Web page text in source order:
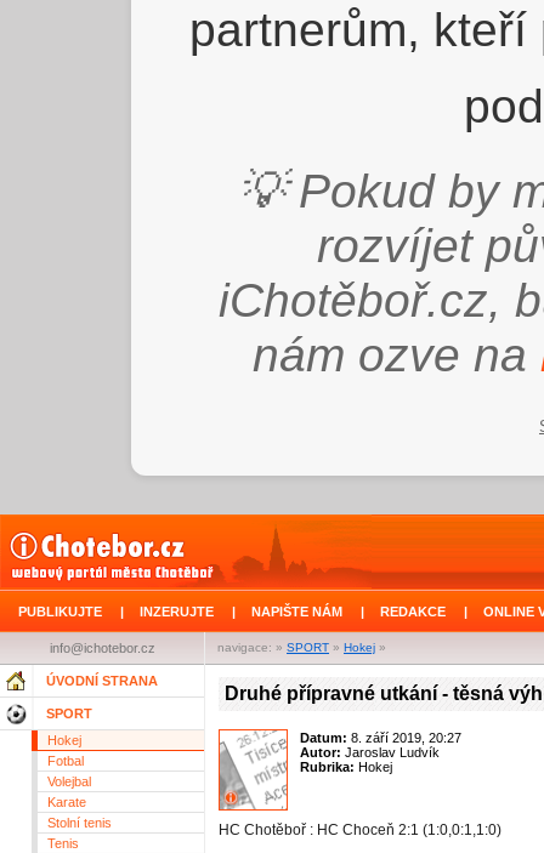
partnerům,
💡 Pokud by
rozvíjet
iChotěboř.cz,
nám ozve na
PUBLIKUJTE | INZERUJTE | NAPIŠTE NÁM | REDAKCE | ONLINE
navigace: » SPORT » Hokej »
info@ichotebor.cz
ÚVODNÍ STRANA
SPORT
Hokej
Fotbal
Volejbal
Karate
Stolní tenis
Tenis
Druhé přípravné utkání - těsná
Datum: 8. září 2019, 20:27
Autor: Jaroslav Ludvík
Rubrika: Hokej
HC Chotěboř : HC Choceň 2:1 (1:0,0:1,1:0)